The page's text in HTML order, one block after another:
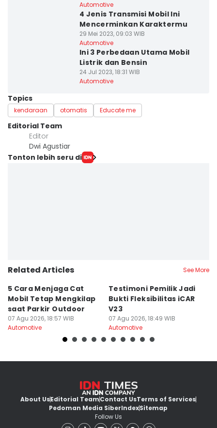
Automotive
4 Jenis Transmisi Mobil Ini
Mencerminkan Karaktermu
29 Mei 2023, 09:03 WIB
Automotive
Ini 3 Perbedaan Utama Mobil
Listrik dan Bensin
24 Jul 2023, 18:31 WIB
Automotive
Topics
kendaraan otomatis Educate me
Editorial Team
Editor
Dwi Agustiar
Tonton lebih seru di
Related Articles See More
5 Cara Menjaga Cat
Mobil Tetap Mengkilap
saat Parkir Outdoor
07 Agu 2026, 18:57 WIB
Automotive
Testimoni Pemilik Jadi
Bukti Fleksibilitas iCAR
V23
07 Agu 2026, 18:49 WIB
Automotive
About UsEditorial TeamContact UsTerms of Services
Pedoman Media SiberIndexSitemap
Follow Us